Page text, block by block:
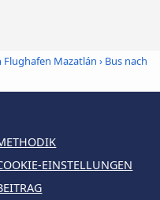
Flughafen Mazatlán › Bus nach
EINSTELLUNGEN